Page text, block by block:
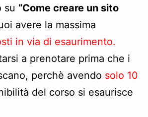
su “Come creare un sito
avere la massima
in via di esaurimento.
a prenotare prima che i
perchè avendo solo 10
del corso si esaurisce